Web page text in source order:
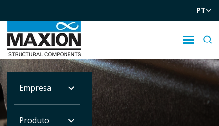
PT
Empresa
Produto
NOTÍCIAS